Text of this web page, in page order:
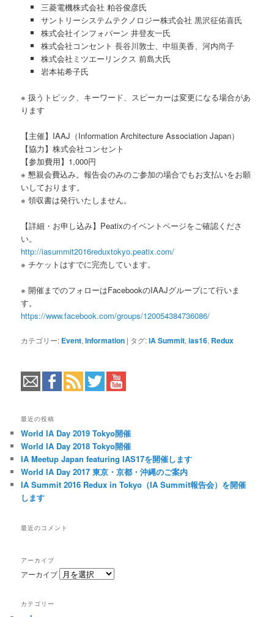
三菱電機株式会社 粕谷俊彦氏
サントリーシステムテクノロジー株式会社 黒沢征佑喜氏
株式会社インフォバーン 井登友一氏
株式会社コンセント 長谷川敦士、中垣美香、河内尚子
株式会社ミツエーリンクス 前島大氏
岩本祐希子氏
※ 扱うトピック、キーワード、スピーカーは変更になる場合があ
ります
【主催】IAAJ（Information Architecture Association Japan）
【協力】株式会社コンセント
【参加費用】1,000円
※ 懇親会費込み。報告会のみのご参加の場合でもお支払いをお願
いしております。
※ 領収書は発行いたしません。
【詳細・お申し込み】Peatixのイベントページをご確認くださ
い。
http://iasummit2016reduxtokyo.peatix.com/
※ チケットはすでに完売しています。
※ 開催までのフォローはFacebookのIAAJグループにて行いま
す。
https://www.facebook.com/groups/120054384736086/
カテゴリー: Event,Information | タグ:IA Summit,ias16, Redux
最近の投稿
World IA Day 2019 Tokyo開催
World IA Day 2018 Tokyo開催
IA Meetup Japan featuring IAS17を開催します
World IA Day 2017 東京・京都・沖縄のご案内
IA Summit 2016 Redux in Tokyo（IA Summit報告会）を開催
します
最近のコメント
アーカイブ
アーカイブ
カテゴリー